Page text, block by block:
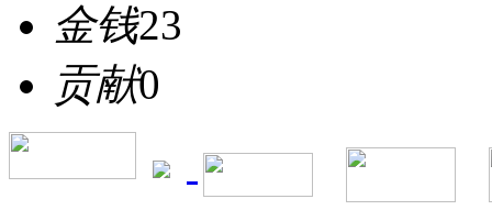
金钱23
贡献0